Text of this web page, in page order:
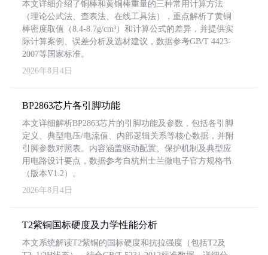
本文详细介绍了铜棒和黄铜棒重量的三种常用计算方法
（理论公式法、查表法、在线工具法），重点解析了黄铜
棒密度取值（8.4-8.7g/cm³）和计算公式的差异，并提供实
际计算案例、误差分析及选材建议，数据参考GB/T 4423-
2007等国家标准。
2026年8月4日
BP2863芯片各引脚功能
本文详细解析BP2863芯片的引脚功能及参数，包括各引脚
定义、典型电压/电流值、内部逻辑关系等核心数据，并附
引脚参数对照表。内容涵盖驱动配置、保护机制及典型应
用电路设计要点，数据参考自杭州士兰微电子官方规格书
（版本V1.2）。
2026年8月4日
T2紫铜国标硬度及力学性能分析
本文系统解读T2紫铜的国标硬度和抗拉强度（包括T2及